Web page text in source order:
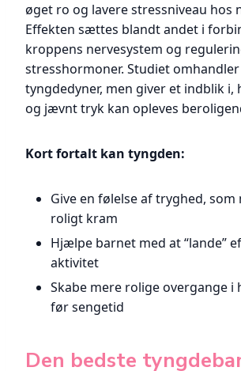
øget ro og lavere stressniveau hos
Effekten sættes blandt andet i
kroppens nervesystem og
stresshormoner. Studiet
tyngdedyner, men giver et indblik
og jævnt tryk kan opleves
Kort fortalt kan tyngden:
Give en følelse af tryghed,
roligt kram
Hjælpe barnet med at “lande”
aktivitet
Skabe mere rolige overgange i
før sengetid
Den bedste